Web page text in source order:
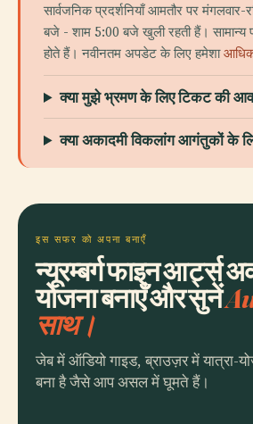
सार्वजनिक प्रदर्शनियाँ आमतौर पर मंगलवार-
बजे - शाम 5:00 बजे खुली रहती हैं। सामान्य
होते हैं। नवीनतम अपडेट के लिए हमेशा
क्या मुझे भ्रमण के लिए टिकट की
क्या अकादमी विकलांग आगंतुकों के
इस सफर को अपना बनाएँ
न्यूरम्बर्ग फाइन आर्ट्स
योजना बनाएँ और सुनें
साथ।
जेब में ऑडियो गाइड, ब्राउज़र में यात्रा-
बना है जैसे आप असल में घूमते हैं।